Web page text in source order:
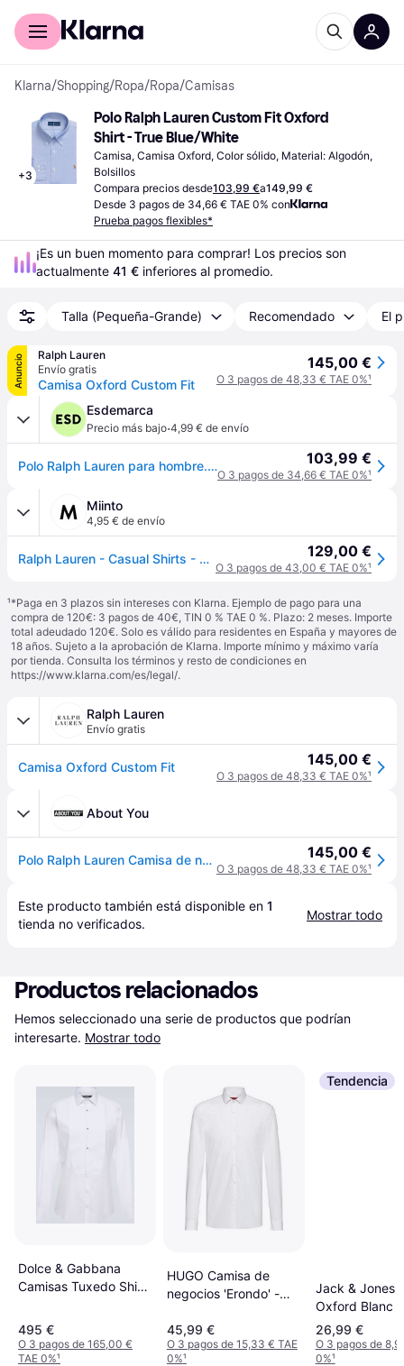
Comprar con Klarna
Klarna/Shopping/Ropa/Ropa/Camisas
+3
Polo Ralph Lauren Custom Fit Oxford
Shirt - True Blue/White
Camisa, Camisa Oxford, Color sólido, Material: Algodón,
Bolsillos
Compara precios desde103,99 €a149,99 €
Desde 3 pagos de 34,66 € TAE 0% con
Prueba pagos flexibles*
¡Es un buen momento para comprar! Los precios son
actualmente 41 € inferiores al promedio.
Talla (Pequeña-Grande) Recomendado El
Anuncio
Ralph Lauren
Envío gratis
Camisa Oxford Custom Fit
145,00 €
O 3 pagos de 48,33 € TAE 0%¹
Esdemarca
Precio más bajo·4,99 € de envío
Polo Ralph Lauren para hombre. 712870507002 Camisa Oxford Custom Fit azul (37), Casual, Algodón, Clásico, Manga larga - Azul 103,99 €
O 3 pagos de 34,66 € TAE 0%¹
Miinto
4,95 € de envío
Ralph Lauren - Casual Shirts - Shirts - Hombre - Azul - 4XL - 129,00 €
O 3 pagos de 43,00 € TAE 0%¹
¹*Paga en 3 plazos sin intereses con Klarna. Ejemplo de pago para una
compra de 120€: 3 pagos de 40€, TIN 0 % TAE 0 %. Plazo: 2 meses. Importe
total adeudado 120€. Solo es válido para residentes en España y mayores de
18 años. Sujeto a la aprobación de Klarna. Importe mínimo y máximo varía
por tienda. Consulta los términos y resto de condiciones en
https://www.klarna.com/es/legal/.
Ralph Lauren
Envío gratis
Camisa Oxford Custom Fit 145,00 €
O 3 pagos de 48,33 € TAE 0%¹
About You
Polo Ralph Lauren Camisa de negocios azul claro / ocre 145,00 €
O 3 pagos de 48,33 € TAE 0%¹
Este producto también está disponible en 1
tienda no verificados.
Mostrar todo
Productos relacionados
Hemos seleccionado una serie de productos que podrían
interesarte. Mostrar todo
Dolce & Gabbana
Camisas Tuxedo Shirt
495 €
O 3 pagos de 165,00 €
TAE 0%¹
HUGO Camisa de
negocios 'Erondo' -
45,99 €
O 3 pagos de 15,33 € TAE
0%¹
Tendencia
Jack & Jones
Oxford Blanc
26,99 €
O 3 pagos de
0%¹